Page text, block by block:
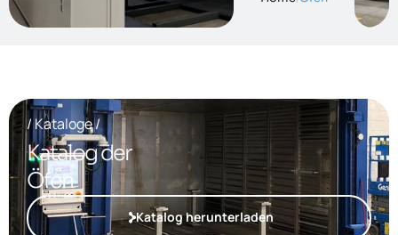
/ Kataloge /
Katalog der
Öfen
Katalog herunterladen